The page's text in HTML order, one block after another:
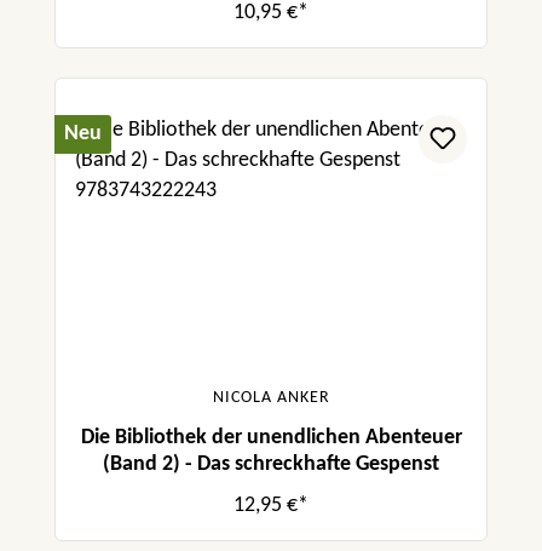
10,95 €*
Neu
NICOLA ANKER
Die Bibliothek der unendlichen Abenteuer
(Band 2) - Das schreckhafte Gespenst
12,95 €*